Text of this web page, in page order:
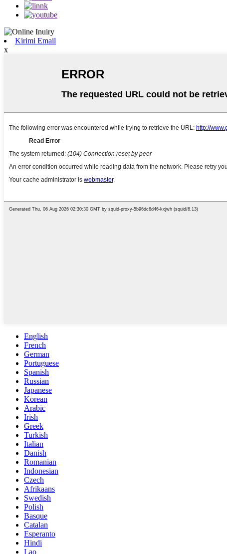
Kirimi Email
x
English
French
German
Portuguese
Spanish
Russian
Japanese
Korean
Arabic
Irish
Greek
Turkish
Italian
Danish
Romanian
Indonesian
Czech
Afrikaans
Swedish
Polish
Basque
Catalan
Esperanto
Hindi
Lao